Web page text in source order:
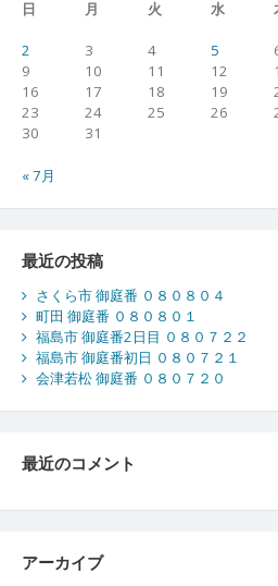
日 月 火 水
2
3 4 5
9
10 11 12
16
17 18 19
23
24 25 26
30
31
« 7月
最近の投稿
さくら市 御庭番 ０８０８０４
町田 御庭番 ０８０８０１
福島市 御庭番2日目 ０８０７２２
福島市 御庭番初日 ０８０７２１
会津若松 御庭番 ０８０７２０
最近のコメント
アーカイブ